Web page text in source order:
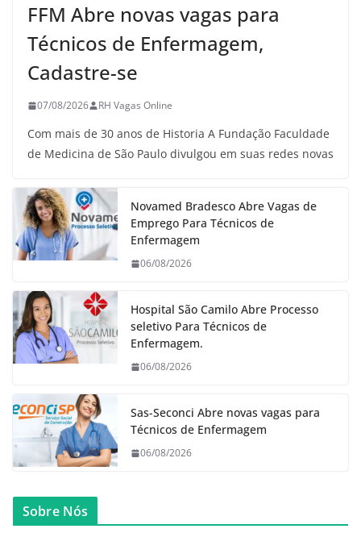
FFM Abre novas vagas para
Técnicos de Enfermagem,
Cadastre-se
07/08/2026 RH Vagas Online
Com mais de 30 anos de Historia A Fundação Faculdade
de Medicina de São Paulo divulgou em suas redes novas
Novamed Bradesco Abre Vagas de
Emprego Para Técnicos de
Enfermagem
06/08/2026
Hospital São Camilo Abre Processo
seletivo Para Técnicos de
Enfermagem.
06/08/2026
Sas-Seconci Abre novas vagas para
Técnicos de Enfermagem
06/08/2026
Sobre Nós